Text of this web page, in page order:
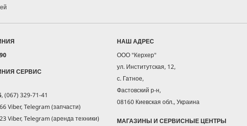
СЕРВИС
, (067) 329-71-41
Viber, Telegram (запчасти)
Viber, Telegram (аренда техники)
НАШ АДРЕС
ООО "Керхер"
ул. Институтская, 12,
с. Гатное,
Фастовский р-н,
08160 Киевская обл., Украина
МАГАЗИНЫ И СЕРВИСНЫЕ ЦЕНТРЫ